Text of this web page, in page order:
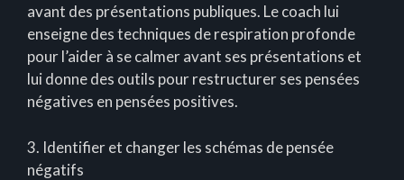
avant des présentations publiques. Le coach lui
enseigne des techniques de respiration profonde
pour l’aider à se calmer avant ses présentations et
lui donne des outils pour restructurer ses pensées
négatives en pensées positives.
3. Identifier et changer les schémas de pensée
négatifs